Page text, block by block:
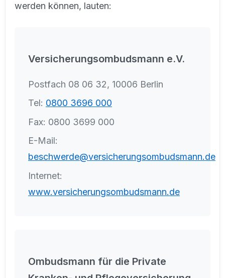
werden können, lauten:
Versicherungsombudsmann e.V.
Postfach 08 06 32, 10006 Berlin
Tel: 0800 3696 000
Fax: 0800 3699 000
E-Mail:
beschwerde@versicherungsombudsmann.de
Internet:
www.versicherungsombudsmann.de
Ombudsmann für die Private